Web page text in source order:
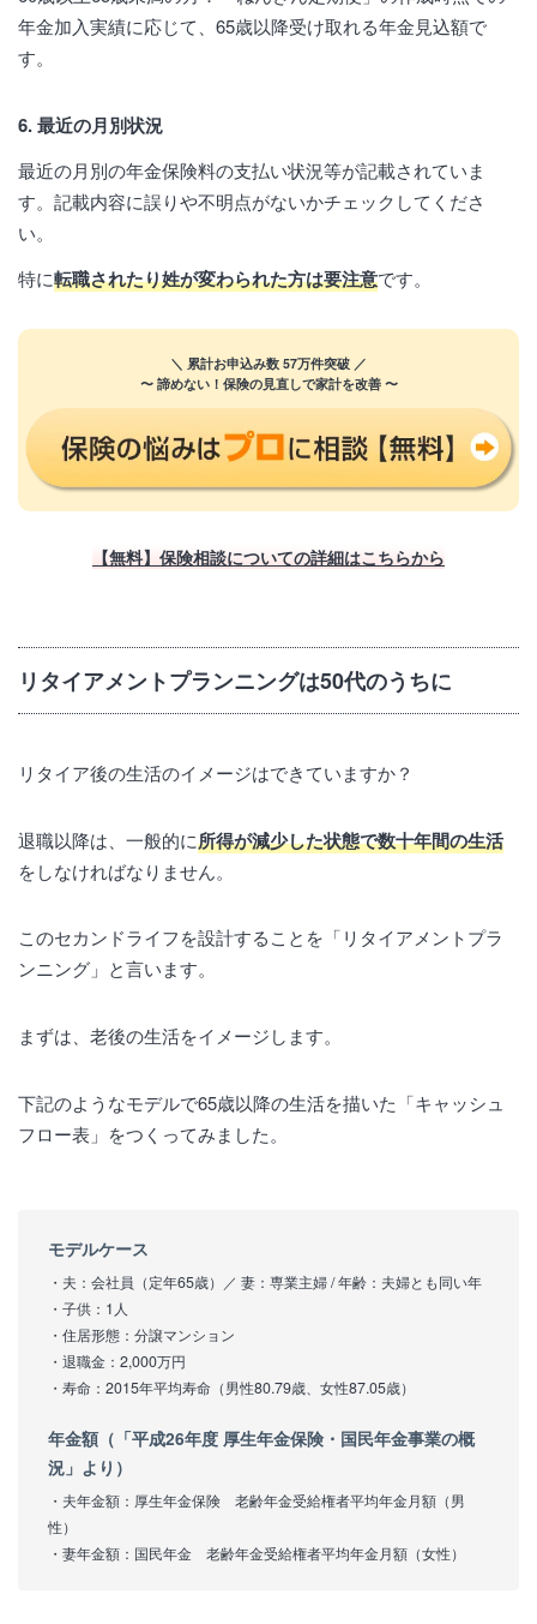
年金加入実績に応じて、65歳以降受け取れる年金見込額で
す。
6. 最近の月別状況
最近の月別の年金保険料の支払い状況等が記載されていま
す。記載内容に誤りや不明点がないかチェックしてくださ
い。
特に転職されたり姓が変わられた方は要注意です。
＼ 累計お申込み数 57万件突破 ／
〜 諦めない！保険の見直しで家計を改善 〜
【無料】保険相談についての詳細はこちらから
リタイアメントプランニングは50代のうちに
リタイア後の生活のイメージはできていますか？
退職以降は、一般的に所得が減少した状態で数十年間の生活
をしなければなりません。
このセカンドライフを設計することを「リタイアメントプラ
ンニング」と言います。
まずは、老後の生活をイメージします。
下記のようなモデルで65歳以降の生活を描いた「キャッシュ
フロー表」をつくってみました。
モデルケース
・夫：会社員（定年65歳）／ 妻：専業主婦 / 年齢：夫婦とも同い年
・子供：1人
・住居形態：分譲マンション
・退職金：2,000万円
・寿命：2015年平均寿命（男性80.79歳、女性87.05歳）
年金額（「平成26年度 厚生年金保険・国民年金事業の概
況」より）
・夫年金額：厚生年金保険 老齢年金受給権者平均年金月額（男
性）
・妻年金額：国民年金 老齢年金受給権者平均年金月額（女性）